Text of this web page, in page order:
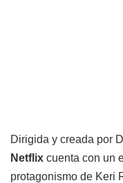
Dirigida y creada por
Netflix cuenta con un
protagonismo de Keri